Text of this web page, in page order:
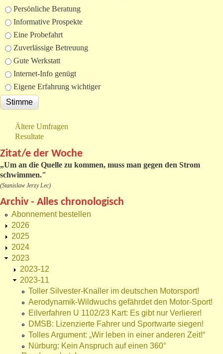
Auswahlmöglichkeiten
Persönliche Beratung
Informative Prospekte
Eine Probefahrt
Zuverlässige Betreuung
Gute Werkstatt
Internet-Info genügt
Eigene Erfahrung wichtiger
Ältere Umfragen
Resultate
Zitat/e der Woche
„Um an die Quelle zu kommen, muss man gegen den Strom
schwimmen."
(Stanislaw Jerzy Lec)
Archiv - Alles chronologisch
Abonnement bestellen
2026
2025
2024
2023
2023-12
2023-11
Toller Silvester-Knaller im deutschen Motorsport!
Aerodynamik-Wildwuchs gefährdet den Motor-Sport!
Eilverfahren U 1102/23 Kart: Es gibt nur Verlierer!
DMSB: Lizenzierte Fahrer und Sportwarte siegen!
Tolles Argument: „Wir leben in einer anderen Zeit!“
Nürburg: Kein Anspruch auf einen 360°